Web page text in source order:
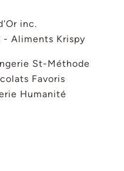
inc.
- Aliments Krispy
St-Méthode
Favoris
Humanité